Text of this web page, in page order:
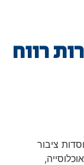
רווח
מוסדות ציבור